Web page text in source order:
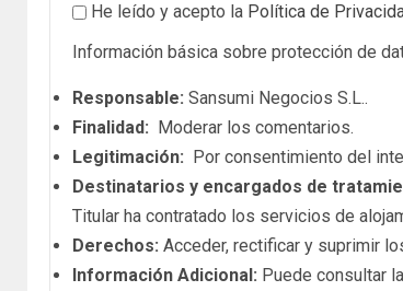
He leído y acepto la Política de
Información básica sobre protección de
Responsable: Sansumi Negocios S.L..
Finalidad: Moderar los comentarios.
Legitimación: Por consentimiento del
Destinatarios y encargados de
Titular ha contratado los servicios de
Derechos: Acceder, rectificar y suprimir
Información Adicional: Puede consultar